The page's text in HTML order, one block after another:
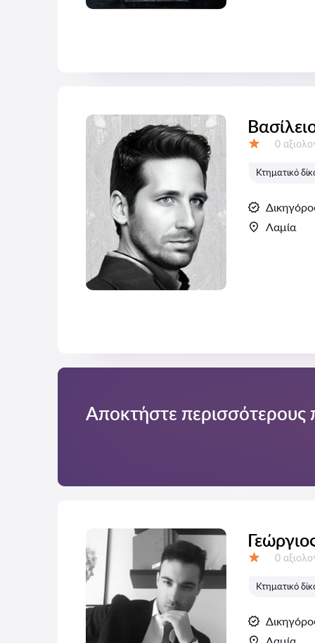
0
Κτηματικό
Λαμία
Αποκτήστε περισσότερους
0
Κτηματικό